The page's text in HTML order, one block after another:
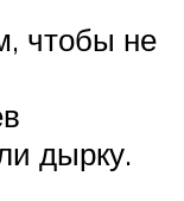
чтобы не
дырку.